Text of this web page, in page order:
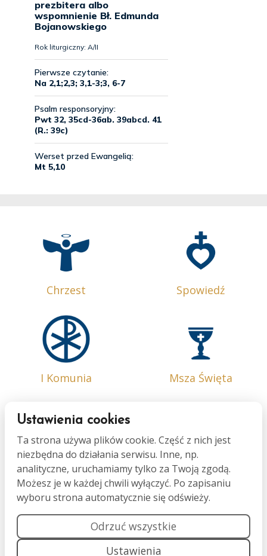
Chrzest Spowiedź
I Komunia Msza Święta
Bierzmowanie Małżeństwo
Ustawienia cookies
Ta strona używa plików cookie. Część z nich jest
niezbędna do działania serwisu. Inne, np.
analityczne, uruchamiamy tylko za Twoją zgodą.
Możesz je w każdej chwili wyłączyć. Po zapisaniu
wyboru strona automatycznie się odświeży.
Odrzuć wszystkie
Ustawienia